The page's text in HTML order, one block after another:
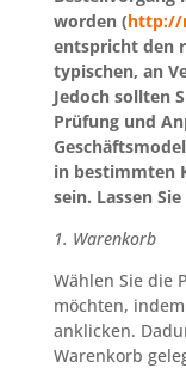
worden (http://
entspricht den
typischen, an
Jedoch sollten
Prüfung und
in bestimmten
sein. Lassen
1. Warenkorb
Wählen Sie die
möchten,
anklicken.
Warenkorb